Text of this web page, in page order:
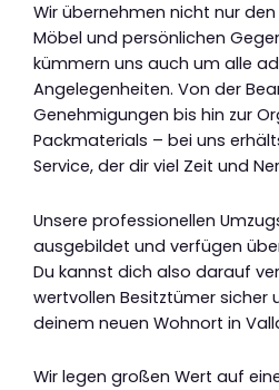
Wir übernehmen nicht nur
Möbel und persönlichen
kümmern uns auch um alle
Angelegenheiten. Von der
Genehmigungen bis hin zur
Packmaterials – bei uns
Service, der dir viel Zeit und
Unsere professionellen
ausgebildet und verfügen
Du kannst dich also darauf
wertvollen Besitztümer sicher
deinem neuen Wohnort in
Wir legen großen Wert auf